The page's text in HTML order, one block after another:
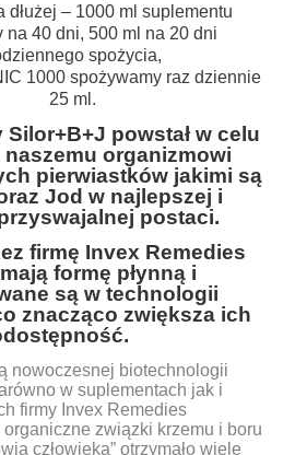
dłużej – 1000 ml suplementu
na 40 dni, 500 ml na 20 dni
spożycia,
1000 spożywamy raz dziennie
25 ml.
powstał w celu
organizmowi
pierwiastków jakimi są
Jod w najlepszej i
postaci.
firmę Invex Remedies
formę płynną i
są w technologii
znacząco zwiększa ich
nowoczesnej biotechnologii
w suplementach jak i
firmy Invex Remedies
organiczne związki krzemu i boru
człowieka” otrzymało wiele